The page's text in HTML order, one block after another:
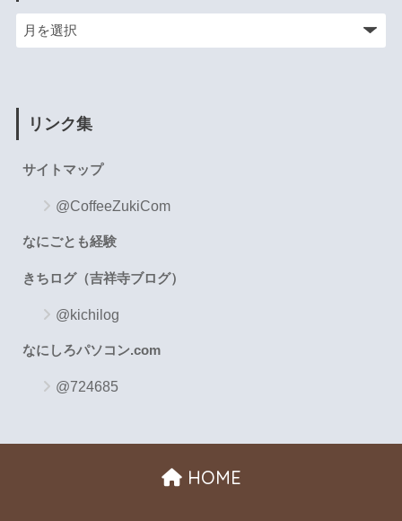
リンク集
サイトマップ
@CoffeeZukiCom
なにごとも経験
きちログ（吉祥寺ブログ）
@kichilog
なにしろパソコン.com
@724685
HOME